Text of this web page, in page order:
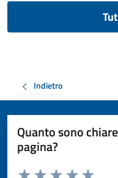
Indietro
Quanto sono
pagina?
Valuta da 1 a 5 stelle la pagina